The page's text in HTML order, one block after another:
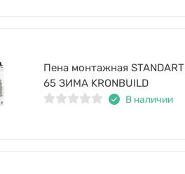
Пена монтажная STANDART
65 ЗИМА KRONBUILD
В наличии